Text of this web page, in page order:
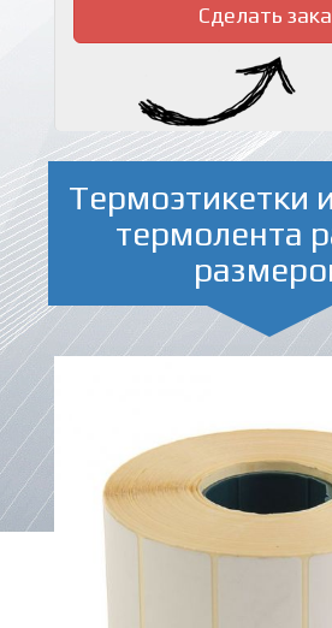
Сделать
Термоэтикетки
термолента